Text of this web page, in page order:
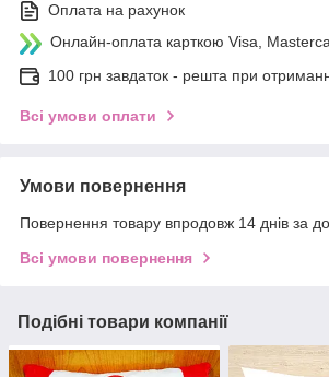
Оплата на рахунок
Онлайн-оплата карткою Visa,
100 грн завдаток - решта при
Всі умови оплати
Умови повернення
Повернення товару впродовж 14 днів за
Всі умови повернення
Подібні товари компанії